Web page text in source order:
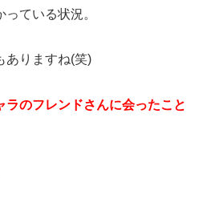
ている状況。
ありますね(笑)
のフレンドさんに会ったこと